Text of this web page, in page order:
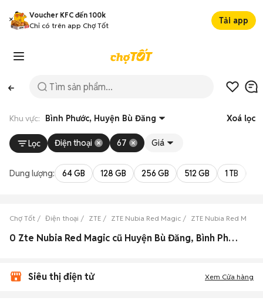
Voucher KFC đến 100k
Chỉ có trên app Chợ Tốt
Tải app
Khu vực: Bình Phước, Huyện Bù Đăng Xoá lọc
Lọc Điện thoại 67 Giá
Dung lượng: 64 GB 128 GB 256 GB 512 GB 1 TB
Chợ Tốt Điện thoại ZTE ZTE Nubia Red Magic ZTE Nubia Red Magic
0 Zte Nubia Red Magic cũ Huyện Bù Đăng, Bình Phước đẹp
Siêu thị điện tử Xem Cửa hàng